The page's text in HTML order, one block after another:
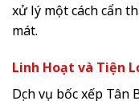
xử lý một cách cẩn
mát.
Linh Hoạt và Tiện
Dịch vụ bốc xếp